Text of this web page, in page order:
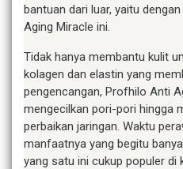
bantuan dari luar, yaitu
Aging Miracle ini.
Tidak hanya membantu kulit
kolagen dan elastin yang
pengencangan, Profhilo Anti
mengecilkan pori-pori hingga
perbaikan jaringan. Waktu
manfaatnya yang begitu
yang satu ini cukup populer di